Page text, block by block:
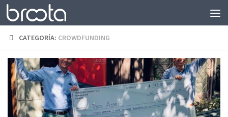
Saltar al contenido
CATEGORÍA: CROWDFUNDING